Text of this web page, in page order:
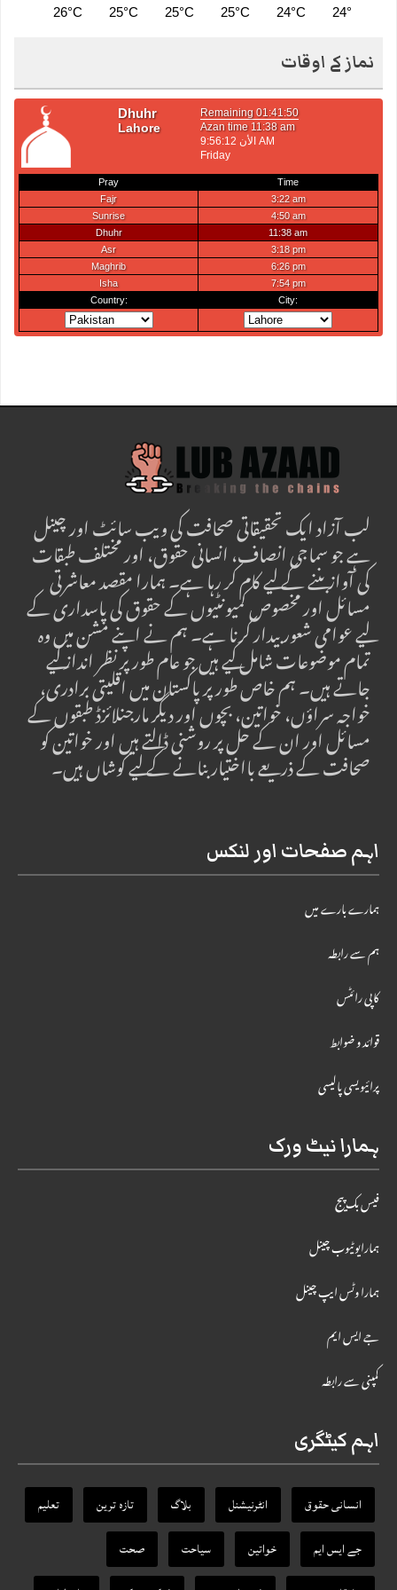
26°C 25°C 25°C 25°C 24°C 24°C
نماز کے اوقات
لب آزاد ایک تحقیقاتی صحافت کی ویب سائٹ اور چینل
ہے جو سماجی انصاف، انسانی حقوق، اور مختلف طبقات
کی آواز بننے کے لیے کام کر رہا ہے۔ ہمارا مقصد معاشرتی
مسائل اور مخصوص کمیونٹیوں کے حقوق کی پاسداری کے
لیے عوامی شعور بیدار کرنا ہے۔ ہم نے اپنے مشن میں وہ
تمام موضوعات شامل کیے ہیں جو عام طور پر نظر انداز کیے
جاتے ہیں۔ ہم خاص طور پر پاکستان میں اقلیتی برادری،
خواجہ سراؤں، خواتین، بچوں اور دیگر مارجنلائزڈ طبقوں کے
مسائل اور ان کے حل پر روشنی ڈالتے ہیں اور خواتین کو
صحافت کے ذریعے بااختیار بنانے کے لیے کوشاں ہیں۔
اہم صفحات اور لنکس
ہمارے بارے میں
ہم سے رابطہ
کاپی رائٹس
قوائد و ضوابط
پرائیویسی پالیسی
ہمارا نیٹ ورک
فیس بک پیج
ہمارایوٹیوب چینل
ہمارا وٹس ایپ چینل
جے ایس ایم
کمپنی سے رابطہ
اہم کیٹگری
انسانی حقوق انٹرنیشنل بلاگ تازہ ترین
تعلیم
جے ایس ایم
خواتین سیاحت
صحت